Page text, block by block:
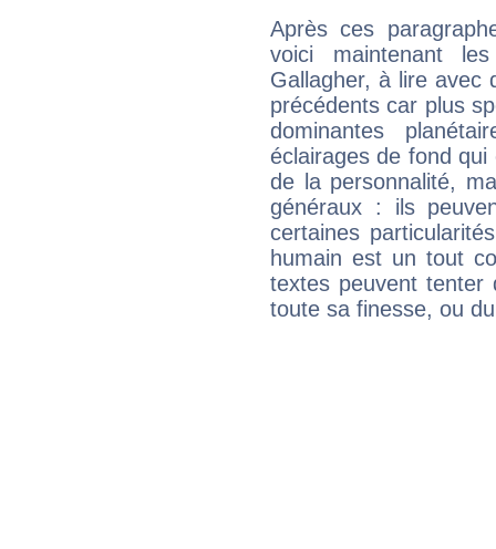
Après ces
voici maintenant
Gallagher, à lire avec
précédents car plus
dominantes
éclairages de fond
de la personnalité,
généraux : ils
certaines
humain est un tout
textes peuvent tenter
toute sa finesse, ou